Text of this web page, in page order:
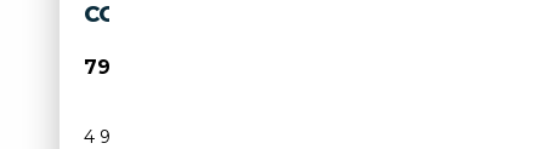
COUPÉ
79 900€
4 999 km